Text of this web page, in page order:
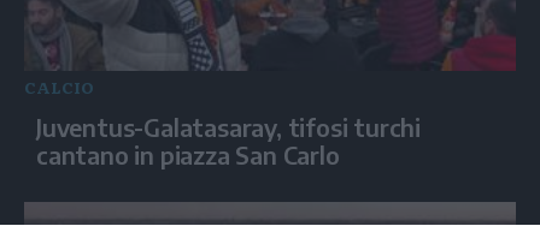
CALCIO
Juventus-Galatasaray, tifosi turchi
cantano in piazza San Carlo